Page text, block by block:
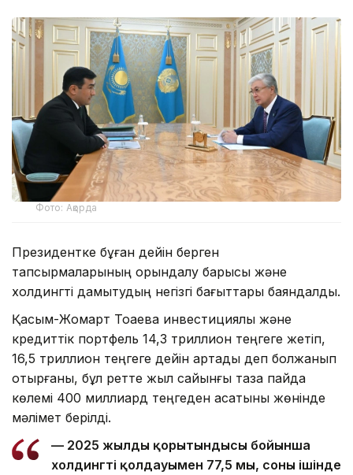
Фото: Ақорда
Президентке бұған дейін берген
тапсырмаларының орындалу барысы және
холдингті дамытудың негізгі бағыттары баяндалды.
Қасым-Жомарт Тоқаевқа инвестициялық және
кредиттік портфель 14,3 триллион теңгеге жетіп,
16,5 триллион теңгеге дейін артады деп болжанып
отырғаны, бұл ретте жыл сайынғы таза пайда
көлемі 400 миллиард теңгеден асатыны жөнінде
мәлімет берілді.
— 2025 жылдың қорытындысы бойынша
холдингтің қолдауымен 77,5 мың, соның ішінде